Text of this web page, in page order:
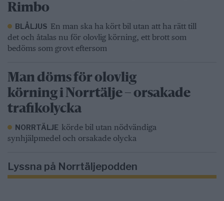
Rimbo
BLÅLJUS En man ska ha kört bil utan att ha rätt till
det och åtalas nu för olovlig körning, ett brott som
bedöms som grovt eftersom
Man döms för olovlig
körning i Norrtälje – orsakade
trafikolycka
NORRTÄLJE körde bil utan nödvändiga
synhjälpmedel och orsakade olycka
Lyssna på Norrtäljepodden